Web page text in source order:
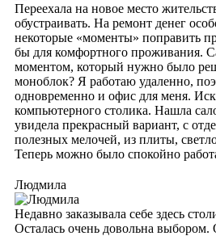
Переехала на новое место
обустраивать. На ремонт денег
некоторые «моменты» поправить
бы для комфортного проживания.
моментом, который нужно было
моноблок? Я работаю удаленно,
одновременно и офис для меня.
компьютерного столика. Нашла
увидела прекрасный вариант, с
полезных мелочей, из плиты,
Теперь можно было спокойно
Людмила
Недавно заказывала себе здесь
Осталась очень довольна выбором.